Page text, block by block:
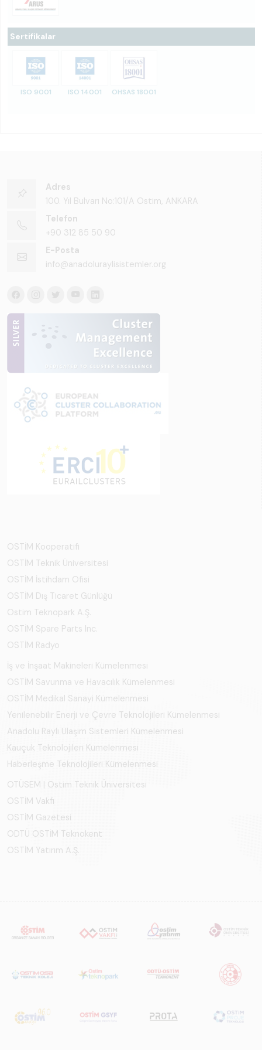
Sertifikalar
ISO 9001 ISO 14001 OHSAS 18001
Adres
100. Yıl Bulvarı No:101/A Ostim, ANKARA
Telefon
+90 312 85 50 90
E-Posta
info@anadoluraylisistemler.org
OSTİM Kooperatifi
OSTİM Teknik Üniversitesi
OSTİM İstihdam Ofisi
OSTİM Dış Ticaret Günlüğü
Ostim Teknopark A.Ş.
OSTİM Spare Parts Inc.
OSTİM Radyo
İş ve İnşaat Makineleri Kümelenmesi
OSTİM Savunma ve Havacılık Kümelenmesi
OSTİM Medikal Sanayi Kümelenmesi
Yenilenebilir Enerji ve Çevre Teknolojileri Kümelenmesi
Anadolu Raylı Ulaşım Sistemleri Kümelenmesi
Kauçuk Teknolojileri Kümelenmesi
Haberleşme Teknolojileri Kümelenmesi
OTÜSEM | Ostim Teknik Üniversitesi
OSTİM Vakfı
OSTİM Gazetesi
ODTÜ OSTİM Teknokent
OSTİM Yatırım A.Ş.